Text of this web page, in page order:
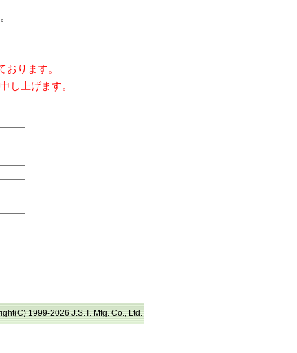
ります。
し上げます。
1999-2026 J.S.T. Mfg. Co., Ltd.